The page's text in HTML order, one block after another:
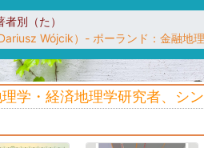
者別（た）
Wójcik）- ポーランド：金融地
学・経済地理学研究者、シ